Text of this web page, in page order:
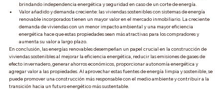
brindando independencia energética y seguridad en caso de un corte de energía.
Valor añadido y demanda creciente: las viviendas sostenibles con sistemas de energía
renovable incorporados tienen un mayor valor en el mercado inmobiliario. La creciente
demanda de viviendas con un menor impacto ambiental y una mayor eficiencia
energética hace que estas propiedades sean más atractivas para los compradores y
aumenta su valor a largo plazo.
En conclusión, las energías renovables desempeñan un papel crucial en la construcción de
viviendas sostenibles al mejorar la eficiencia energética, reducir las emisiones de gases de
efecto invernadero, generar ahorros económicos, proporcionar autonomía energética y
agregar valor a las propiedades. Al aprovechar estas fuentes de energía limpia y sostenible, se
puede promover una construcción más responsable con el medio ambiente y contribuir a la
transición hacia un futuro energético más sustentable.